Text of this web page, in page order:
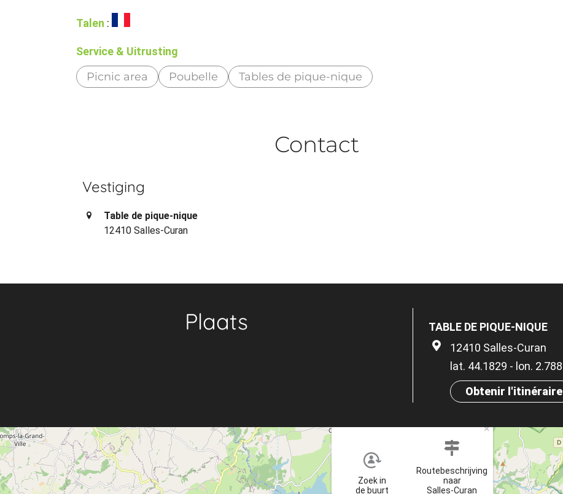
Talen :
Service & Uitrusting
Picnic area Poubelle Tables de pique-nique
Contact
Vestiging
Table de pique-nique
12410 Salles-Curan
Plaats
TABLE DE PIQUE-NIQUE
12410 Salles-Curan
lat. 44.1829 - lon. 2.788
Obtenir l'itinéraire
Zoek in
de buurt
Routebeschrijving
naar
Salles-Curan
×